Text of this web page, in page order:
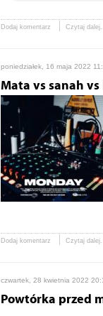
Dodaj komentarz Czytaj
poniedziałek, 16 maja 2022
Mata vs sanah vs
Dodaj komentarz Czytaj
czwartek, 28 kwietnia 2022
Powtórka przed